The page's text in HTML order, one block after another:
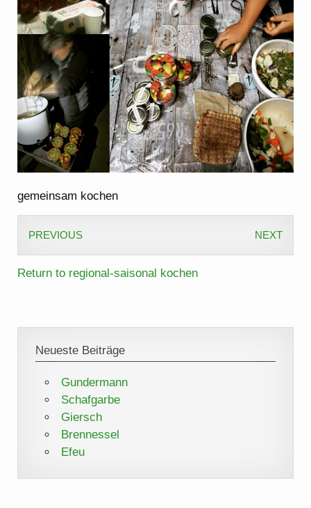
gemeinsam kochen
PREVIOUS NEXT
Return to regional-saisonal kochen
Neueste Beiträge
Gundermann
Schafgarbe
Giersch
Brennessel
Efeu